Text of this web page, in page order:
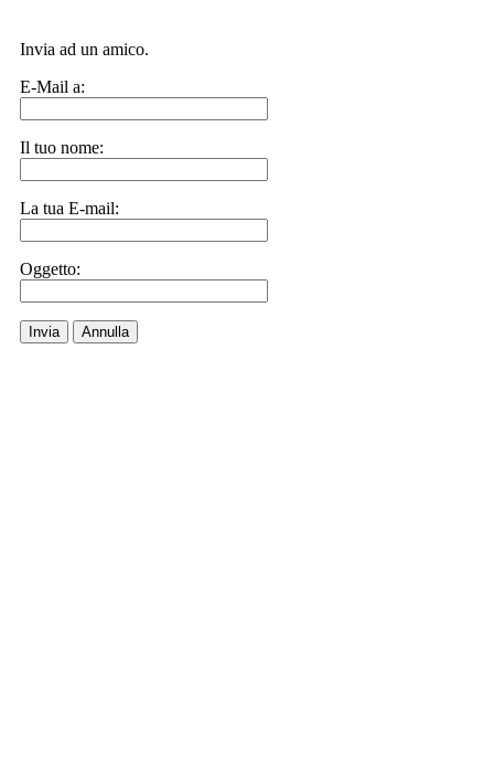
Invia ad un amico.
E-Mail a:
Il tuo nome:
La tua E-mail:
Oggetto:
Invia Annulla